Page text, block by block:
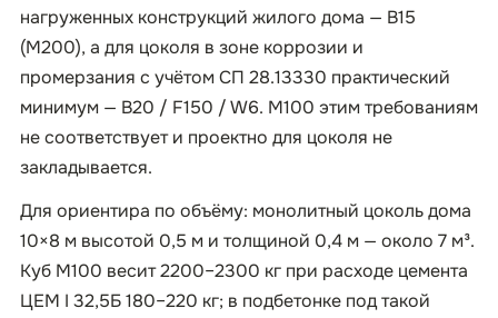
нагруженных конструкций жилого дома — B15
(М200), а для цоколя в зоне коррозии и
промерзания с учётом СП 28.13330 практический
минимум — B20 / F150 / W6. М100 этим требованиям
не соответствует и проектно для цоколя не
закладывается.
Для ориентира по объёму: монолитный цоколь дома
10×8 м высотой 0,5 м и толщиной 0,4 м — около 7 м³.
Куб М100 весит 2200–2300 кг при расходе цемента
ЦЕМ I 32,5Б 180–220 кг; в подбетонке под такой